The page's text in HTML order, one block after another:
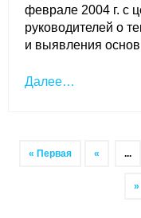
феврале 2004 г. с
руководителей о
и выявления
Далее…
« Первая « ...
»